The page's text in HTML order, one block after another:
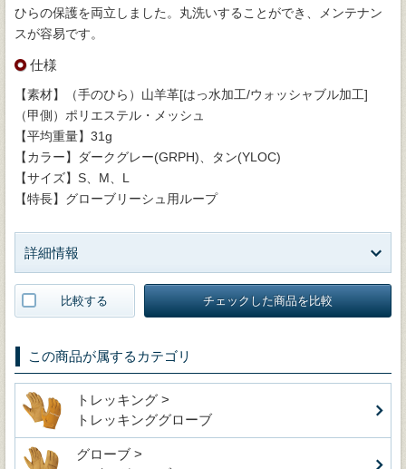
ひらの保護を両立しました。丸洗いすることができ、メンテナン
スが容易です。
仕様
【素材】（手のひら）山羊革[はっ水加工/ウォッシャブル加工]
（甲側）ポリエステル・メッシュ
【平均重量】31g
【カラー】ダークグレー(GRPH)、タン(YLOC)
【サイズ】S、M、L
【特長】グローブリーシュ用ループ
詳細情報
比較する チェックした商品を比較
この商品が属するカテゴリ
トレッキング >
トレッキンググローブ
グローブ >